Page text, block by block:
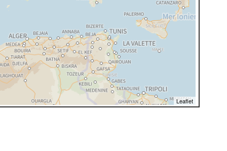
Leaflet